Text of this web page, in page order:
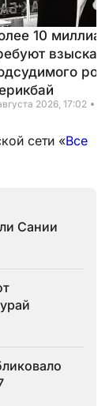
10
2026, 17:02
сети «Все
Сании